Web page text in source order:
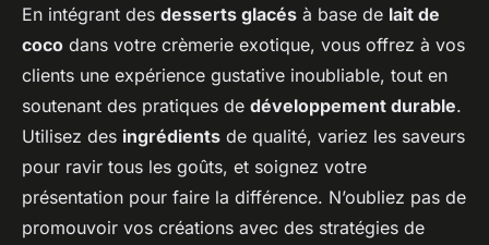
En intégrant des desserts glacés à base de lait de
coco dans votre crèmerie exotique, vous offrez à vos
clients une expérience gustative inoubliable, tout en
soutenant des pratiques de développement durable.
Utilisez des ingrédients de qualité, variez les saveurs
pour ravir tous les goûts, et soignez votre
présentation pour faire la différence. N’oubliez pas de
promouvoir vos créations avec des stratégies de